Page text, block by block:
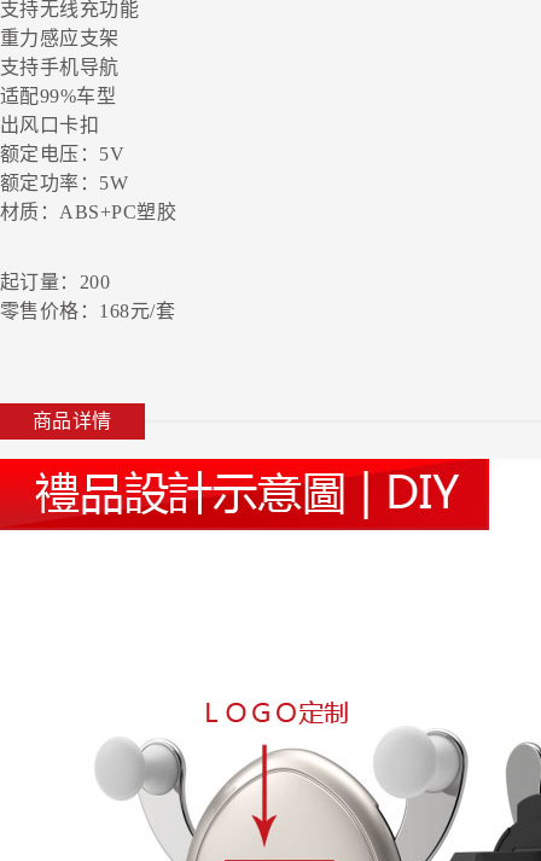
支持无线充功能
重力感应支架
支持手机导航
适配99%车型
出风口卡扣
额定电压：5V
额定功率：5W
材质：ABS+PC塑胶
起订量：200
零售价格：168元/套
商品详情